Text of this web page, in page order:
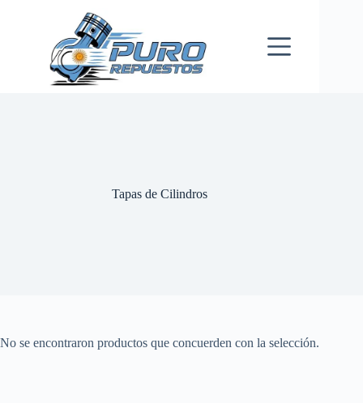
Tapas de Cilindros
No se encontraron productos que concuerden con la selección.